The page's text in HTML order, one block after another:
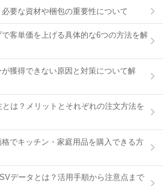
要な資材や梱包の重要性について
客単価を上げる具体的な6つの方法を解
獲得できない原因と対策について解
は？メリットとそれぞれの注文方法を
でキッチン・家庭用品を購入できる方
データとは？活用手順から注意点まで